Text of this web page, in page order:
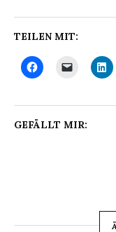
TEILEN MIT:
GEFÄLLT MIR: